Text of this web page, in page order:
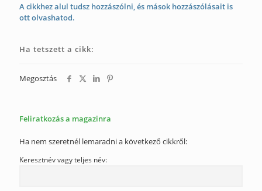
A cikkhez alul tudsz hozzászólni, és mások hozzászólásait is
ott olvashatod.
Ha tetszett a cikk:
Megosztás
Feliratkozás a magazinra
Ha nem szeretnél lemaradni a következő cikkről:
Keresztnév vagy teljes név: